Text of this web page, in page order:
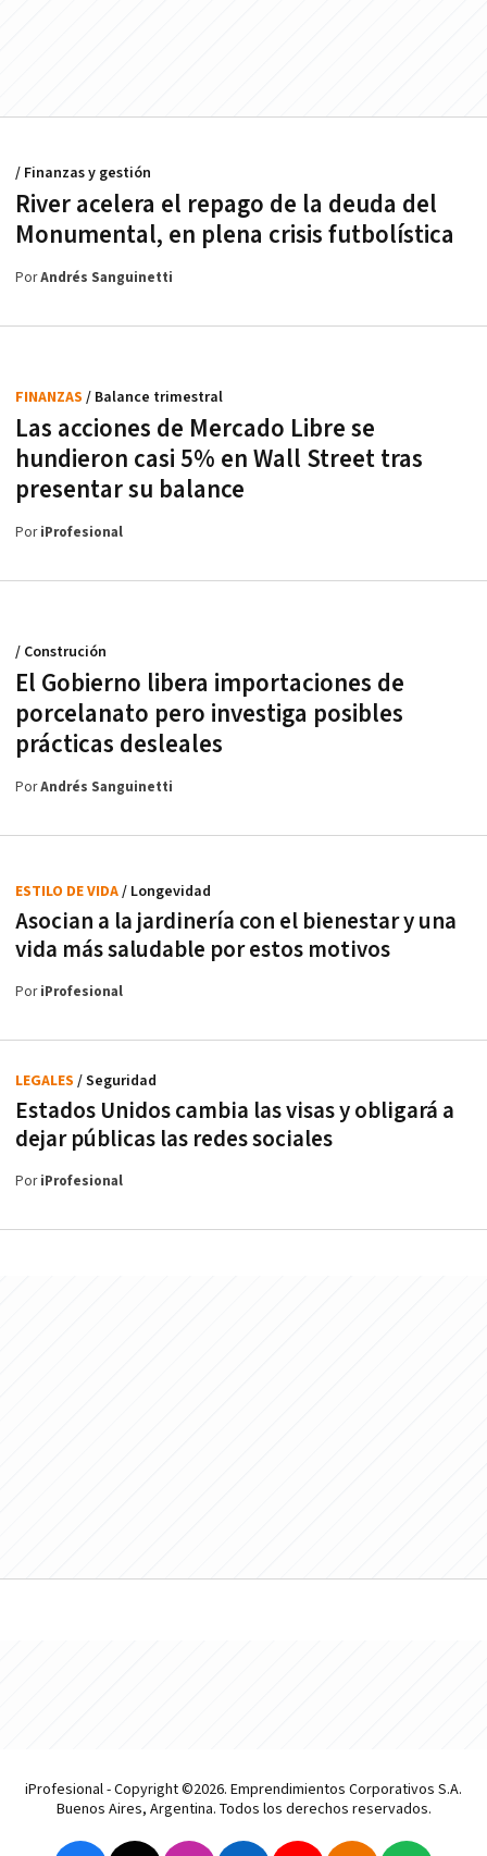
River acelera el repago de la deuda del
Monumental, en plena crisis futbolística
/ Finanzas y gestión
PorAndrés Sanguinetti
Las acciones de Mercado Libre se
hundieron casi 5% en Wall Street tras
presentar su balance
FINANZAS / Balance trimestral
PoriProfesional
El Gobierno libera importaciones de
porcelanato pero investiga posibles
prácticas desleales
/ Construción
PorAndrés Sanguinetti
Asocian a la jardinería con el bienestar y una
vida más saludable por estos motivos
ESTILO DE VIDA/ Longevidad
PoriProfesional
Estados Unidos cambia las visas y obligará a
dejar públicas las redes sociales
LEGALES / Seguridad
PoriProfesional
iProfesional - Copyright ©2026. Emprendimientos Corporativos S.A.
Buenos Aires, Argentina. Todos los derechos reservados.